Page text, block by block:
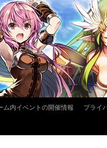
ム内イベントの開催情報 プライ